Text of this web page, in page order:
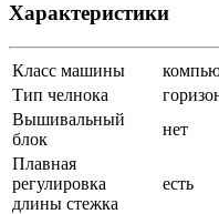
Характеристики
Класс машины
Тип челнока
Вышивальный
блок
нет
Плавная
регулировка
длины стежка
есть